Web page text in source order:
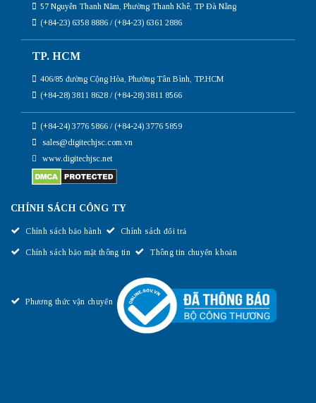
57 Nguyễn Thanh Năm, Phường Thanh Khê, TP Đà Nẵng
(+84-23) 6358 8886 / (+84-23) 6361 2886
TP. HCM
406/85 đường Cộng Hòa, Phường Tân Bình, TP.HCM
(+84-28) 3811 8628 / (+84-28) 3811 8566
(+84-24) 3776 5866 / (+84-24) 3776 5859
sales@digitechjsc.com.vn
www.digitechjsc.net
CHÍNH SÁCH CÔNG TY
Chính sách bảo hành Chính sách đổi trả
Chính sách bảo mật thông tin Thông tin chuyển khoản
Phương thức vận chuyển